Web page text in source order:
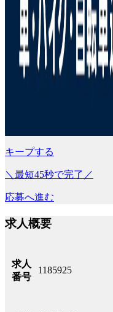
キープする
＼最短45秒で完了／
応募へ進む
求人概要
求人
番号
1185925